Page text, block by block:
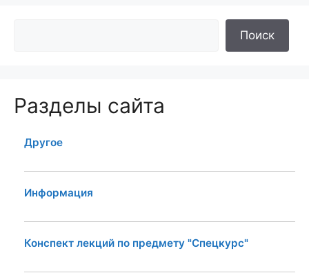
Поиск
Разделы сайта
Другое
Информация
Конспект лекций по предмету "Спецкурс"